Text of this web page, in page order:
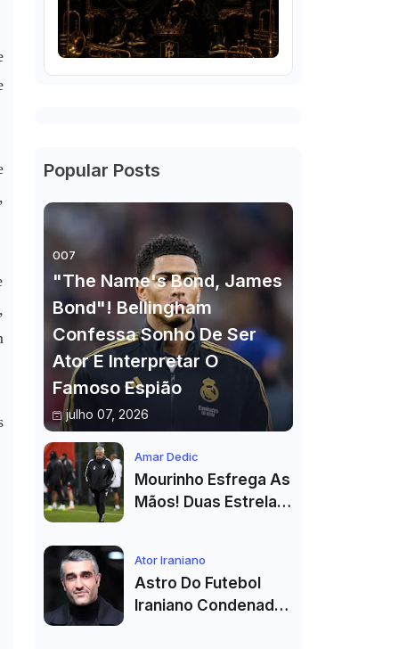
Popular Posts
007
"The Name's Bond, James
Bond"! Bellingham
Confessa Sonho De Ser
Ator E Interpretar O
Famoso Espião
julho 07, 2026
Amar Dedic
Mourinho Esfrega As
Mãos! Duas Estrelas
Madrid
Ator Iraniano
Astro Do Futebol
Iraniano Condenado